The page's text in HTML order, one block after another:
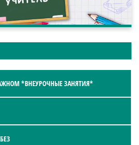
*ВНЕУРОЧНЫЕ ЗАНЯТИЯ*